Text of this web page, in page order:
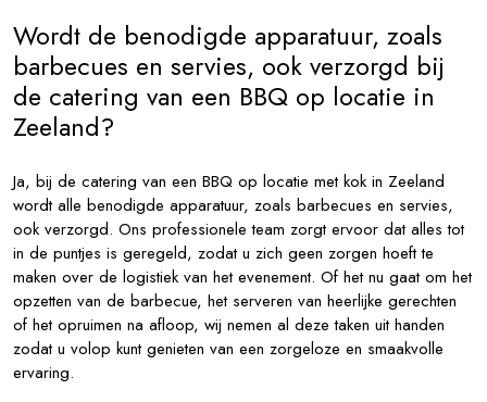
Wordt de benodigde apparatuur, zoals
barbecues en servies, ook verzorgd bij
de catering van een BBQ op locatie in
Zeeland?
Ja, bij de catering van een BBQ op locatie met kok in Zeeland
wordt alle benodigde apparatuur, zoals barbecues en servies,
ook verzorgd. Ons professionele team zorgt ervoor dat alles tot
in de puntjes is geregeld, zodat u zich geen zorgen hoeft te
maken over de logistiek van het evenement. Of het nu gaat om het
opzetten van de barbecue, het serveren van heerlijke gerechten
of het opruimen na afloop, wij nemen al deze taken uit handen
zodat u volop kunt genieten van een zorgeloze en smaakvolle
ervaring.